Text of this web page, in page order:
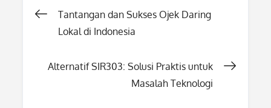
Post
Tantangan dan Sukses Ojek Daring
Lokal di Indonesia
Alternatif SIR303: Solusi Praktis untuk
Masalah Teknologi